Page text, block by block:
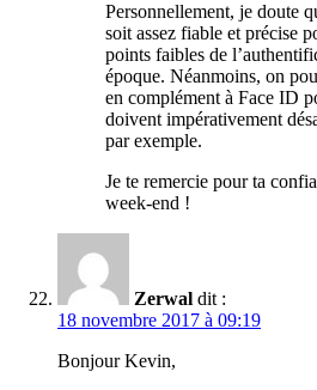
Personnellement, je doute
soit assez fiable et précise
points faibles de
époque. Néanmoins, on
en complément à Face ID
doivent impérativement
par exemple.
Je te remercie pour ta
week-end !
Zerwal dit :
18 novembre 2017 à 09:19
Bonjour Kevin,